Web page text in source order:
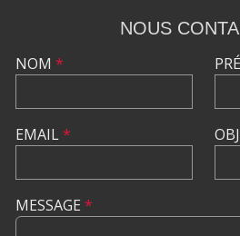
NOUS
NOM *
EMAIL*
MESSAGE *